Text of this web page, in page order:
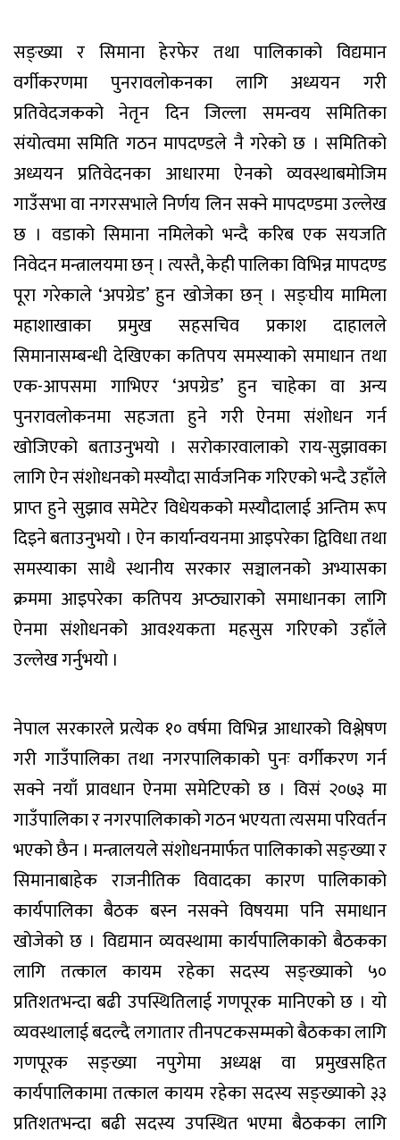
सङ्ख्या र सिमाना हेरफेर तथा पालिकाको विद्यमान
वर्गीकरणमा पुनरावलोकनका लागि अध्ययन गरी
प्रतिवेदजकको नेतृन दिन जिल्ला समन्वय समितिका
संयोत्वमा समिति गठन मापदण्डले नै गरेको छ । समितिको
अध्ययन प्रतिवेदनका आधारमा ऐनको व्यवस्थाबमोजिम
गाउँसभा वा नगरसभाले निर्णय लिन सक्ने मापदण्डमा उल्लेख
छ । वडाको सिमाना नमिलेको भन्दै करिब एक सयजति
निवेदन मन्त्रालयमा छन् । त्यस्तै, केही पालिका विभिन्न मापदण्ड
पूरा गरेकाले ‘अपग्रेड’ हुन खोजेका छन् । सङ्घीय मामिला
महाशाखाका प्रमुख सहसचिव प्रकाश दाहालले
सिमानासम्बन्धी देखिएका कतिपय समस्याको समाधान तथा
एक-आपसमा गाभिएर ‘अपग्रेड’ हुन चाहेका वा अन्य
पुनरावलोकनमा सहजता हुने गरी ऐनमा संशोधन गर्न
खोजिएको बताउनुभयो । सरोकारवालाको राय-सुझावका
लागि ऐन संशोधनको मस्यौदा सार्वजनिक गरिएको भन्दै उहाँले
प्राप्त हुने सुझाव समेटेर विधेयकको मस्यौदालाई अन्तिम रूप
दिइने बताउनुभयो । ऐन कार्यान्वयनमा आइपरेका द्विविधा तथा
समस्याका साथै स्थानीय सरकार सञ्चालनको अभ्यासका
क्रममा आइपरेका कतिपय अप्ठ्याराको समाधानका लागि
ऐनमा संशोधनको आवश्यकता महसुस गरिएको उहाँले
उल्लेख गर्नुभयो ।
नेपाल सरकारले प्रत्येक १० वर्षमा विभिन्न आधारको विश्लेषण
गरी गाउँपालिका तथा नगरपालिकाको पुनः वर्गीकरण गर्न
सक्ने नयाँ प्रावधान ऐनमा समेटिएको छ । विसं २०७३ मा
गाउँपालिका र नगरपालिकाको गठन भएयता त्यसमा परिवर्तन
भएको छैन । मन्त्रालयले संशोधनमार्फत पालिकाको सङ्ख्या र
सिमानाबाहेक राजनीतिक विवादका कारण पालिकाको
कार्यपालिका बैठक बस्न नसक्ने विषयमा पनि समाधान
खोजेको छ । विद्यमान व्यवस्थामा कार्यपालिकाको बैठकका
लागि तत्काल कायम रहेका सदस्य सङ्ख्याको ५०
प्रतिशतभन्दा बढी उपस्थितिलाई गणपूरक मानिएको छ । यो
व्यवस्थालाई बदल्दै लगातार तीनपटकसम्मको बैठकका लागि
गणपूरक सङ्ख्या नपुगेमा अध्यक्ष वा प्रमुखसहित
कार्यपालिकामा तत्काल कायम रहेका सदस्य सङ्ख्याको ३३
प्रतिशतभन्दा बढी सदस्य उपस्थित भएमा बैठकका लागि